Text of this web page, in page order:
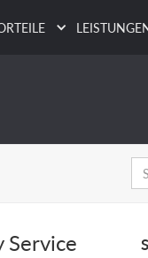
Service